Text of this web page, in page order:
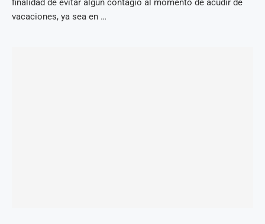
finalidad de evitar algún contagio al momento de acudir de
vacaciones, ya sea en …